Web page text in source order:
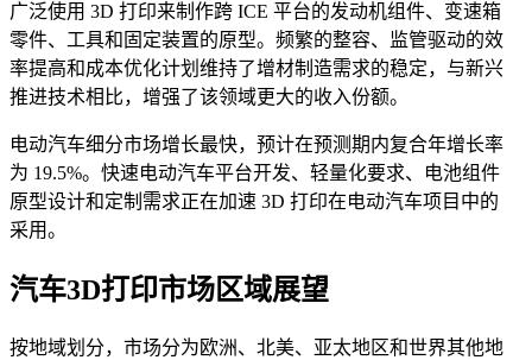
广泛使用 3D 打印来制作跨 ICE 平台的发动机组件、变速箱
零件、工具和固定装置的原型。频繁的整容、监管驱动的效
率提高和成本优化计划维持了增材制造需求的稳定，与新兴
推进技术相比，增强了该领域更大的收入份额。
电动汽车细分市场增长最快，预计在预测期内复合年增长率
为 19.5%。快速电动汽车平台开发、轻量化要求、电池组件
原型设计和定制需求正在加速 3D 打印在电动汽车项目中的
采用。
汽车3D打印市场区域展望
按地域划分，市场分为欧洲、北美、亚太地区和世界其他地